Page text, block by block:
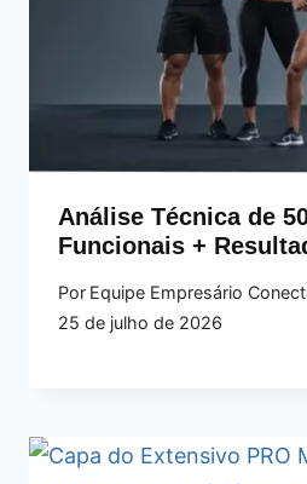
Análise Técnica de
Funcionais +
Por Equipe Empresário
25 de julho de 2026